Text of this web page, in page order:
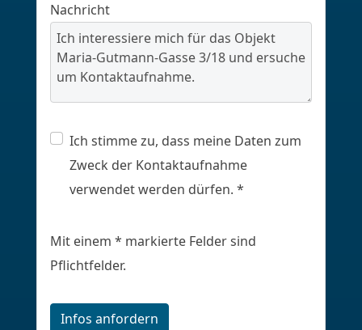
Nachricht
Ich stimme zu, dass meine Daten zum
Zweck der Kontaktaufnahme
verwendet werden dürfen. *
Mit einem * markierte Felder sind
Pflichtfelder.
Infos anfordern